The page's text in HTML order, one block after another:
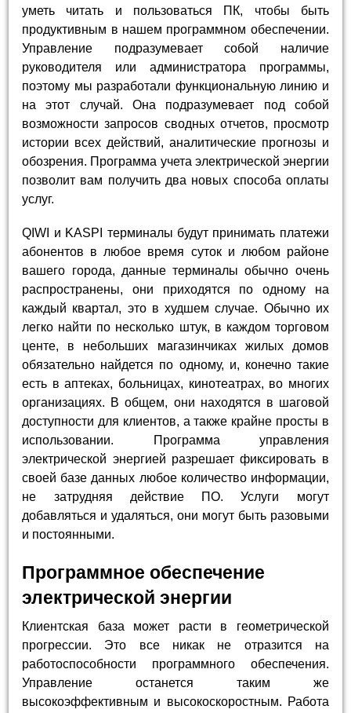
уметь читать и пользоваться ПК, чтобы быть
продуктивным в нашем программном обеспечении.
Управление подразумевает собой наличие
руководителя или администратора программы,
поэтому мы разработали функциональную линию и
на этот случай. Она подразумевает под собой
возможности запросов сводных отчетов, просмотр
истории всех действий, аналитические прогнозы и
обозрения. Программа учета электрической энергии
позволит вам получить два новых способа оплаты
услуг.
QIWI и KASPI терминалы будут принимать платежи
абонентов в любое время суток и любом районе
вашего города, данные терминалы обычно очень
распространены, они приходятся по одному на
каждый квартал, это в худшем случае. Обычно их
легко найти по несколько штук, в каждом торговом
центе, в небольших магазинчиках жилых домов
обязательно найдется по одному, и, конечно такие
есть в аптеках, больницах, кинотеатрах, во многих
организациях. В общем, они находятся в шаговой
доступности для клиентов, а также крайне просты в
использовании. Программа управления
электрической энергией разрешает фиксировать в
своей базе данных любое количество информации,
не затрудняя действие ПО. Услуги могут
добавляться и удаляться, они могут быть разовыми
и постоянными.
Программное обеспечение
электрической энергии
Клиентская база может расти в геометрической
прогрессии. Это все никак не отразится на
работоспособности программного обеспечения.
Управление останется таким же
высокоэффективным и высокоскоростным. Работа